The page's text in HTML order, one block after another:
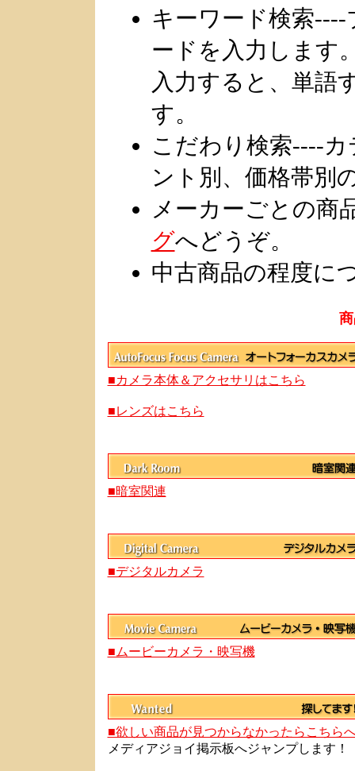
キーワード検索
ードを入力します
入力すると、単語
す。
こだわり検索----
ント別、価格帯別
メーカーごとの商
グへどうぞ。
中古商品の程度に
■カメラ本体＆アクセサリはこちら
■レンズはこちら
■暗室関連
■デジタルカメラ
■ムービーカメラ・映写機
■欲しい商品が見つからなかったらこちら
メディアジョイ掲示板へジャンプします！